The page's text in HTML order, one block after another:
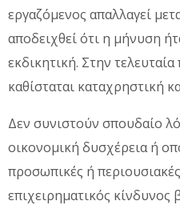
εργαζόμενος απαλλαγεί
αποδειχθεί ότι η μήνυση
εκδικητική. Στην
καθίσταται καταχρηστική
Δεν συνιστούν σπουδαίο
οικονομική δυσχέρεια ή
προσωπικές ή
επιχειρηματικός κίνδυνος